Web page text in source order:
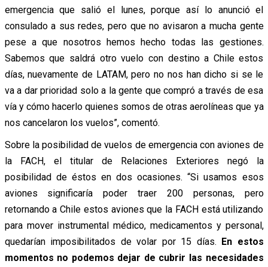
emergencia que salió el lunes, porque así lo anunció el
consulado a sus redes, pero que no avisaron a mucha gente
pese a que nosotros hemos hecho todas las gestiones.
Sabemos que saldrá otro vuelo con destino a Chile estos
días, nuevamente de LATAM, pero no nos han dicho si se le
va a dar prioridad solo a la gente que compró a través de esa
vía y cómo hacerlo quienes somos de otras aerolíneas que ya
nos cancelaron los vuelos”, comentó.
Sobre la posibilidad de vuelos de emergencia con aviones de
la FACH, el titular de Relaciones Exteriores negó la
posibilidad de éstos en dos ocasiones. “Si usamos esos
aviones significaría poder traer 200 personas, pero
retornando a Chile estos aviones que la FACH está utilizando
para mover instrumental médico, medicamentos y personal,
quedarían imposibilitados de volar por 15 días. En estos
momentos no podemos dejar de cubrir las necesidades